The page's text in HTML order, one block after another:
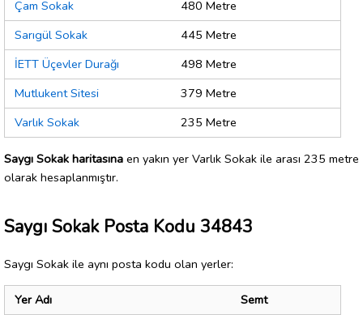
Çam Sokak
480 Metre
Sarıgül Sokak
445 Metre
İETT Üçevler Durağı
498 Metre
Mutlukent Sitesi
379 Metre
Varlık Sokak
235 Metre
Saygı Sokak haritasına en yakın yer Varlık Sokak ile arası 235 metre
olarak hesaplanmıştır.
Saygı Sokak Posta Kodu 34843
Saygı Sokak ile aynı posta kodu olan yerler:
Yer Adı
Semt